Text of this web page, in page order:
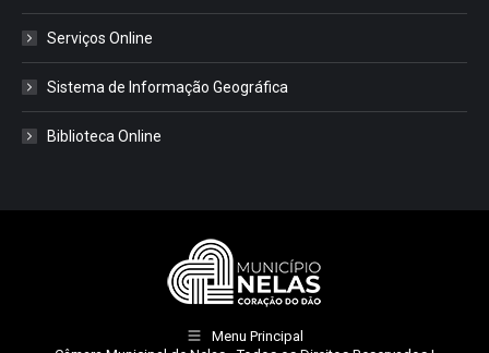
Serviços Online
Sistema de Informação Geográfica
Biblioteca Online
Menu Principal